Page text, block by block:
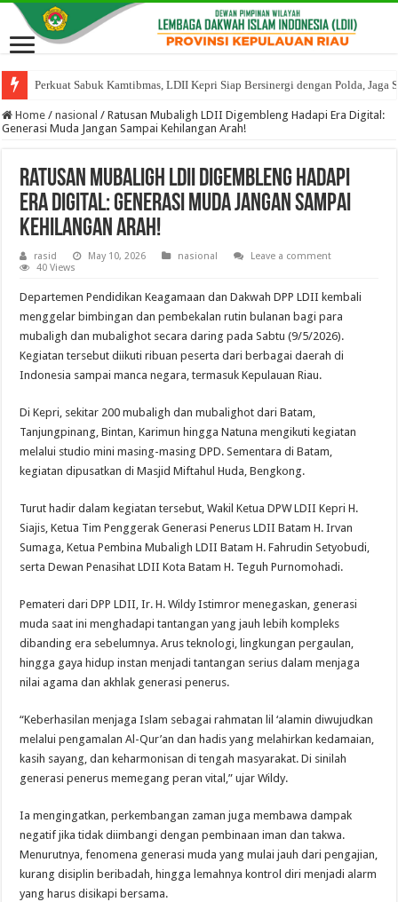
Perkuat Sabuk Kamtibmas, LDII Kepri Siap Bersinergi dengan Polda, Jaga
Home / nasional / Ratusan Mubaligh LDII Digembleng Hadapi Era Digital:
Generasi Muda Jangan Sampai Kehilangan Arah!
Ratusan Mubaligh LDII Digembleng Hadapi
Era Digital: Generasi Muda Jangan Sampai
Kehilangan Arah!
rasid May 10, 2026 nasional
Leave a comment
40 Views
Departemen Pendidikan Keagamaan dan Dakwah DPP LDII kembali
menggelar bimbingan dan pembekalan rutin bulanan bagi para
mubaligh dan mubalighot secara daring pada Sabtu (9/5/2026).
Kegiatan tersebut diikuti ribuan peserta dari berbagai daerah di
Indonesia sampai manca negara, termasuk Kepulauan Riau.
Di Kepri, sekitar 200 mubaligh dan mubalighot dari Batam,
Tanjungpinang, Bintan, Karimun hingga Natuna mengikuti kegiatan
melalui studio mini masing-masing DPD. Sementara di Batam,
kegiatan dipusatkan di Masjid Miftahul Huda, Bengkong.
Turut hadir dalam kegiatan tersebut, Wakil Ketua DPW LDII Kepri H.
Siajis, Ketua Tim Penggerak Generasi Penerus LDII Batam H. Irvan
Sumaga, Ketua Pembina Mubaligh LDII Batam H. Fahrudin Setyobudi,
serta Dewan Penasihat LDII Kota Batam H. Teguh Purnomohadi.
Pemateri dari DPP LDII, Ir. H. Wildy Istimror menegaskan, generasi
muda saat ini menghadapi tantangan yang jauh lebih kompleks
dibanding era sebelumnya. Arus teknologi, lingkungan pergaulan,
hingga gaya hidup instan menjadi tantangan serius dalam menjaga
nilai agama dan akhlak generasi penerus.
“Keberhasilan menjaga Islam sebagai rahmatan lil ‘alamin diwujudkan
melalui pengamalan Al-Qur’an dan hadis yang melahirkan kedamaian,
kasih sayang, dan keharmonisan di tengah masyarakat. Di sinilah
generasi penerus memegang peran vital,” ujar Wildy.
Ia mengingatkan, perkembangan zaman juga membawa dampak
negatif jika tidak diimbangi dengan pembinaan iman dan takwa.
Menurutnya, fenomena generasi muda yang mulai jauh dari pengajian,
kurang disiplin beribadah, hingga lemahnya kontrol diri menjadi alarm
yang harus disikapi bersama.